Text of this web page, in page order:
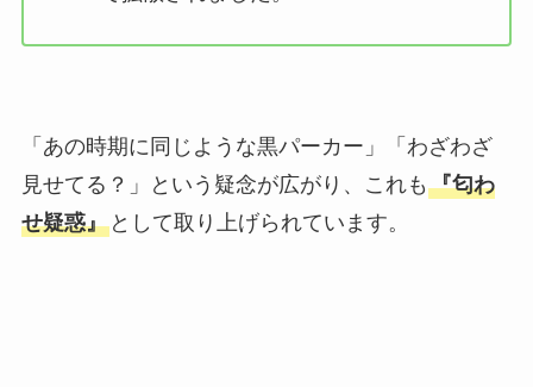
「あの時期に同じような黒パーカー」「わざわざ
見せてる？」という疑念が広がり、これも 『匂わ
せ疑惑』として取り上げられています。